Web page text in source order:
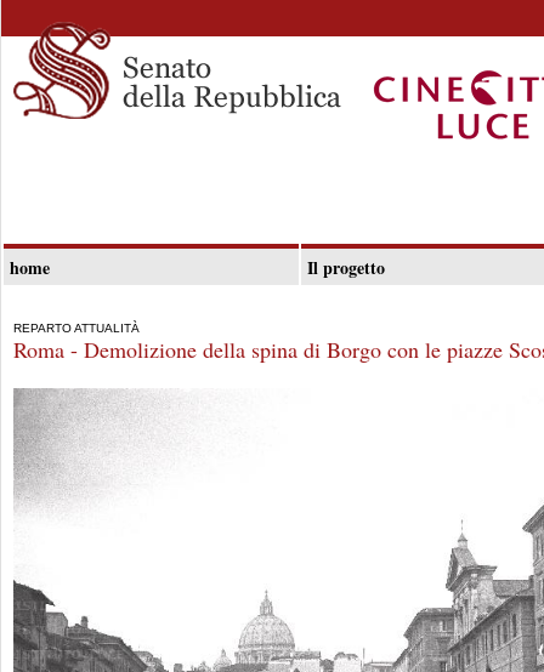
home Il progetto
REPARTO ATTUALITÀ
Roma - Demolizione della spina di Borgo con le piazze